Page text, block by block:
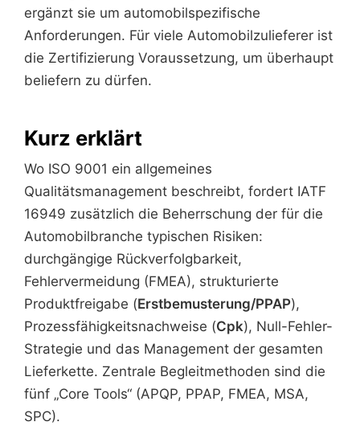
ergänzt sie um automobilspezifische
Anforderungen. Für viele Automobilzulieferer ist
die Zertifizierung Voraussetzung, um überhaupt
beliefern zu dürfen.
Kurz erklärt
Wo ISO 9001 ein allgemeines
Qualitätsmanagement beschreibt, fordert IATF
16949 zusätzlich die Beherrschung der für die
Automobilbranche typischen Risiken:
durchgängige Rückverfolgbarkeit,
Fehlervermeidung (FMEA), strukturierte
Produktfreigabe (Erstbemusterung/PPAP),
Prozessfähigkeitsnachweise (Cpk), Null-Fehler-
Strategie und das Management der gesamten
Lieferkette. Zentrale Begleitmethoden sind die
fünf „Core Tools“ (APQP, PPAP, FMEA, MSA,
SPC).